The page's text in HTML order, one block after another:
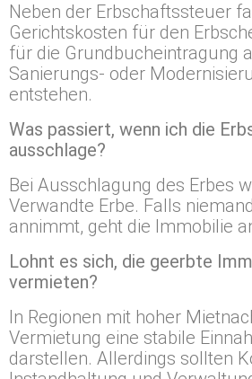
Neben der Erbschaftssteuer
Gerichtskosten für den
für die Grundbucheintragung
Sanierungs- oder
entstehen.
Was passiert, wenn ich die
ausschlage?
Bei Ausschlagung des Erbes
Verwandte Erbe. Falls
annimmt, geht die Immobilie
Lohnt es sich, die geerbte
vermieten?
In Regionen mit hoher
Vermietung eine stabile
darstellen. Allerdings sollten